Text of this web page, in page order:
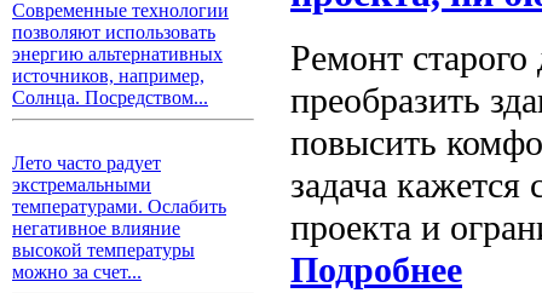
Современные технологии
позволяют использовать
энергию альтернативных
источников, например,
Солнца. Посредством...
Лето часто радует
экстремальными
температурами. Ослабить
негативное влияние
высокой температуры
можно за счет...
Ремонт
преобразить
повысить
задача кажется
проекта и
Подробнее